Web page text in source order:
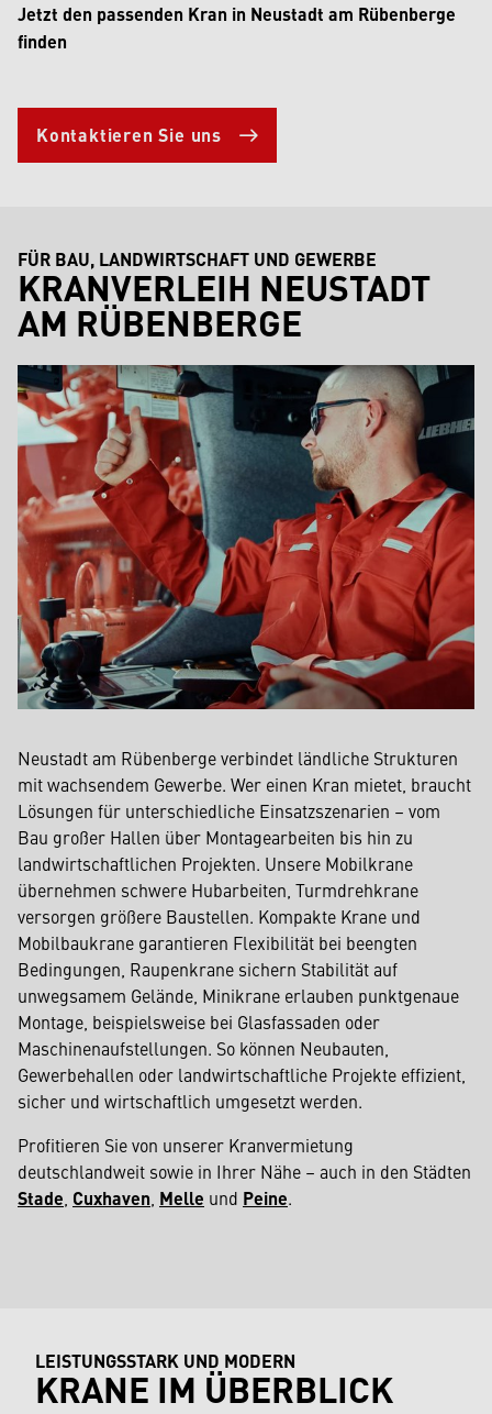
Jetzt den passenden Kran in Neustadt am Rübenberge
finden
Kontaktieren Sie uns
FÜR BAU, LANDWIRTSCHAFT UND GEWERBE
KRANVERLEIH NEUSTADT
AM RÜBENBERGE
Neustadt am Rübenberge verbindet ländliche Strukturen
mit wachsendem Gewerbe. Wer einen Kran mietet, braucht
Lösungen für unterschiedliche Einsatzszenarien – vom
Bau großer Hallen über Montagearbeiten bis hin zu
landwirtschaftlichen Projekten. Unsere Mobilkrane
übernehmen schwere Hubarbeiten, Turmdrehkrane
versorgen größere Baustellen. Kompakte Krane und
Mobilbaukrane garantieren Flexibilität bei beengten
Bedingungen, Raupenkrane sichern Stabilität auf
unwegsamem Gelände, Minikrane erlauben punktgenaue
Montage, beispielsweise bei Glasfassaden oder
Maschinenaufstellungen. So können Neubauten,
Gewerbehallen oder landwirtschaftliche Projekte effizient,
sicher und wirtschaftlich umgesetzt werden.
Profitieren Sie von unserer Kranvermietung
deutschlandweit sowie in Ihrer Nähe – auch in den Städten
Stade Cuxhaven Melle und Peine.
LEISTUNGSSTARK UND MODERN
KRANE IM ÜBERBLICK